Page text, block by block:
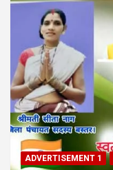
ADVERTISEMENT 1